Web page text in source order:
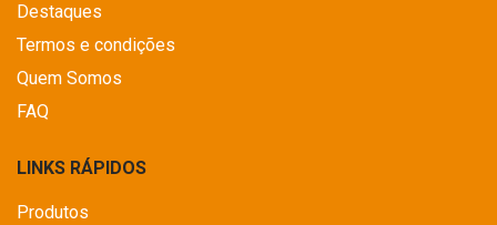
Destaques
Termos e condições
Quem Somos
FAQ
LINKS RÁPIDOS
Produtos